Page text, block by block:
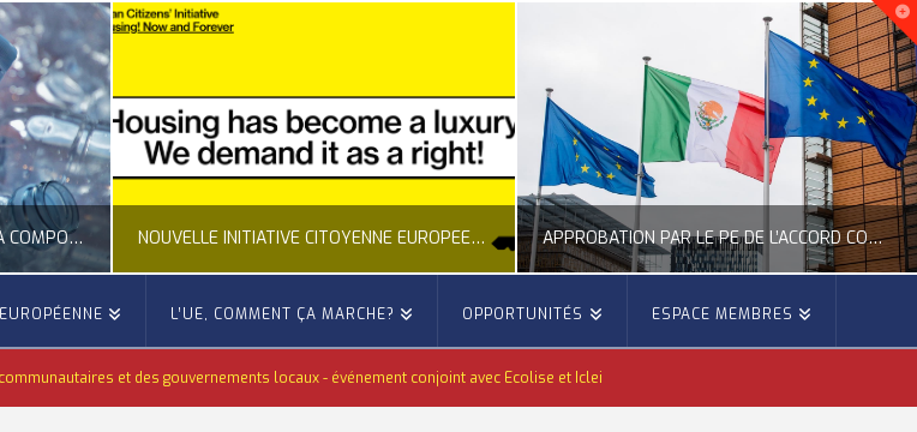
CLARIFICATION DES RÈGLES SUR LA COMPOSITION DES BOUTEILLES PLASTIQUES
- CLIMAT
NOUVELLE INITIATIVE CITOYENNE EUROPÉENNE SUR LE LOGEMENT
ACTUALITÉ DE L'UNION EUROPÉENNE, ACTUALITÉ DE LA REPRÉSENTATION D’OCCITANIE EUROPE, CITOYENNETÉ, LOGEMENT
APPROBATION PAR LE PE DE L’ACCORD COMMERCIAL ENTRE L’UE ET LE MEXIQUE
ACTION EXTÉRIEURE, ACTUALITÉ DE L'UNION EUROPÉENNE
L’UE, COMMENT ÇA MARCHE? OPPORTUNITÉS ESPACE MEMBRES
et des gouvernements locaux - événement conjoint avec Ecolise et Iclei